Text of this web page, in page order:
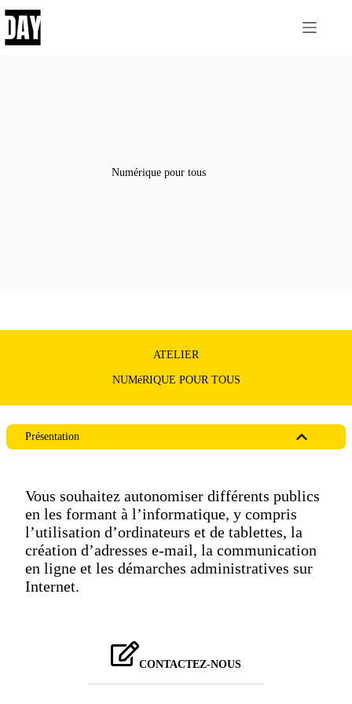
au
contenu
Numérique pour tous
ATELIER
NUMéRIQUE POUR TOUS
Présentation
Vous souhaitez autonomiser différents publics
en les formant à l’informatique, y compris
l’utilisation d’ordinateurs et de tablettes, la
création d’adresses e-mail, la communication
en ligne et les démarches administratives sur
Internet.
CONTACTEZ-NOUS